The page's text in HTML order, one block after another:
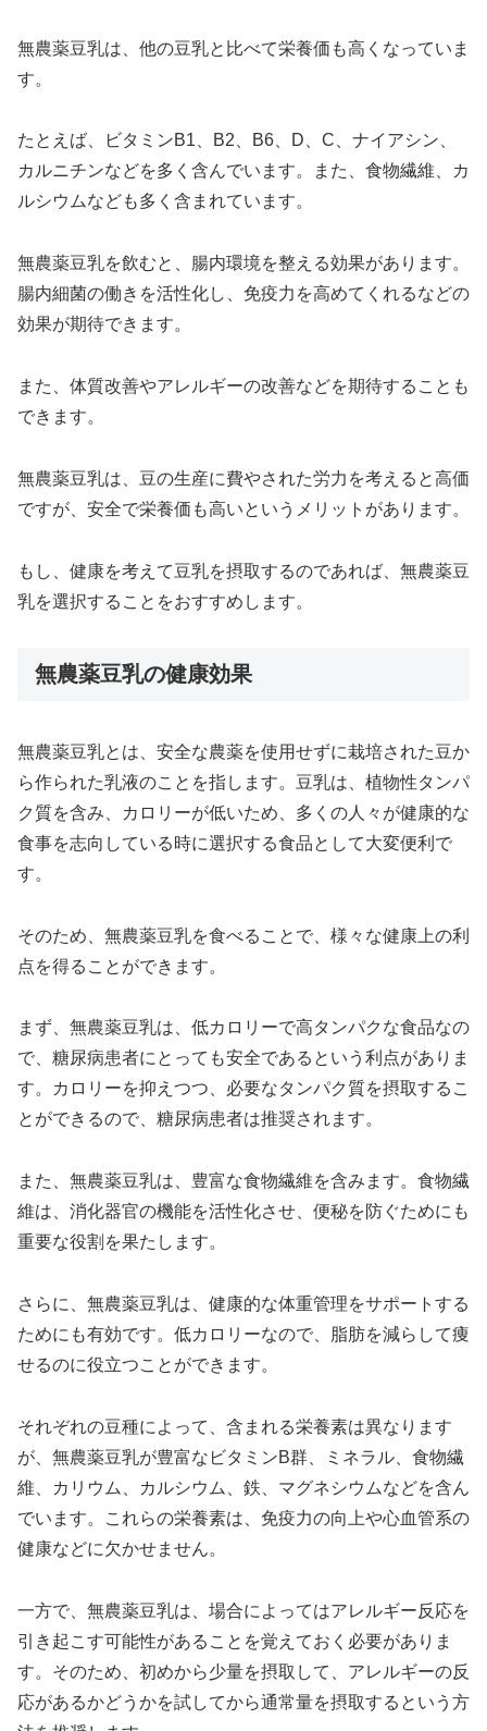
無農薬豆乳は、他の豆乳と比べて栄養価も高くなっていま
す。
たとえば、ビタミンB1、B2、B6、D、C、ナイアシン、
カルニチンなどを多く含んでいます。また、食物繊維、カ
ルシウムなども多く含まれています。
無農薬豆乳を飲むと、腸内環境を整える効果があります。
腸内細菌の働きを活性化し、免疫力を高めてくれるなどの
効果が期待できます。
また、体質改善やアレルギーの改善などを期待することも
できます。
無農薬豆乳は、豆の生産に費やされた労力を考えると高価
ですが、安全で栄養価も高いというメリットがあります。
もし、健康を考えて豆乳を摂取するのであれば、無農薬豆
乳を選択することをおすすめします。
無農薬豆乳の健康効果
無農薬豆乳とは、安全な農薬を使用せずに栽培された豆か
ら作られた乳液のことを指します。豆乳は、植物性タンパ
ク質を含み、カロリーが低いため、多くの人々が健康的な
食事を志向している時に選択する食品として大変便利で
す。
そのため、無農薬豆乳を食べることで、様々な健康上の利
点を得ることができます。
まず、無農薬豆乳は、低カロリーで高タンパクな食品なの
で、糖尿病患者にとっても安全であるという利点がありま
す。カロリーを抑えつつ、必要なタンパク質を摂取するこ
とができるので、糖尿病患者は推奨されます。
また、無農薬豆乳は、豊富な食物繊維を含みます。食物繊
維は、消化器官の機能を活性化させ、便秘を防ぐためにも
重要な役割を果たします。
さらに、無農薬豆乳は、健康的な体重管理をサポートする
ためにも有効です。低カロリーなので、脂肪を減らして痩
せるのに役立つことができます。
それぞれの豆種によって、含まれる栄養素は異なります
が、無農薬豆乳が豊富なビタミンB群、ミネラル、食物繊
維、カリウム、カルシウム、鉄、マグネシウムなどを含ん
でいます。これらの栄養素は、免疫力の向上や心血管系の
健康などに欠かせません。
一方で、無農薬豆乳は、場合によってはアレルギー反応を
引き起こす可能性があることを覚えておく必要がありま
す。そのため、初めから少量を摂取して、アレルギーの反
応があるかどうかを試してから通常量を摂取するという方